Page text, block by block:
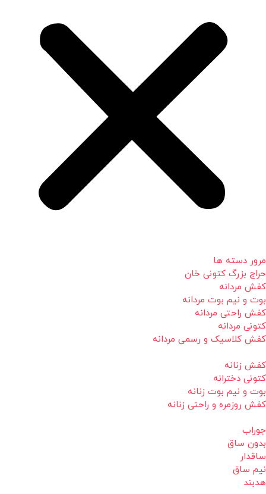
مرور دسته ها
حراج بزرگ کتونی خان
کفش مردانه
بوت و نیم بوت مردانه
کفش راحتی مردانه
کتونی مردانه
کفش کلاسیک و رسمی مردانه
کفش زنانه
کتونی دخترانه
بوت و نیم بوت زنانه
کفش روزمره و راحتی زنانه
جوراب
بدون ساق
ساقدار
نیم ساق
هدبند